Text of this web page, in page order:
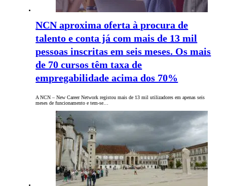
NCN aproxima oferta à procura de
talento e conta já com mais de 13 mil
pessoas inscritas em seis meses. Os mais
de 70 cursos têm taxa de
empregabilidade acima dos 70%
A NCN – New Career Network registou mais de 13 mil utilizadores em apenas seis
meses de funcionamento e tem-se…